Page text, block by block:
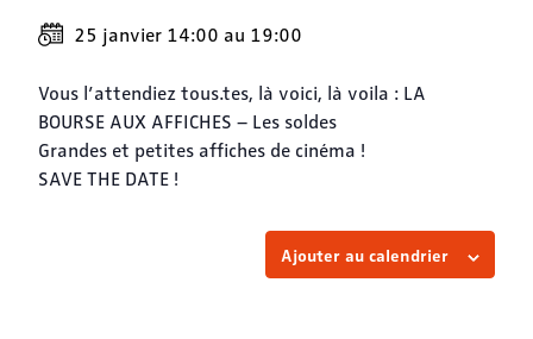
25 janvier 14:00 au 19:00
Vous l’attendiez tous.tes, là voici, là voila : LA
BOURSE AUX AFFICHES – Les soldes
Grandes et petites affiches de cinéma !
SAVE THE DATE !
Ajouter au calendrier